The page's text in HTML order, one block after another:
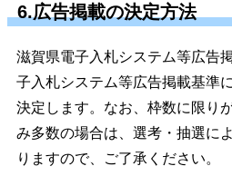
6.広告掲載の決定方法
滋賀県電子入札システム等広告
子入札システム等広告掲載基準
決定します。なお、枠数に限り
み多数の場合は、選考・抽選に
りますので、ご了承ください。